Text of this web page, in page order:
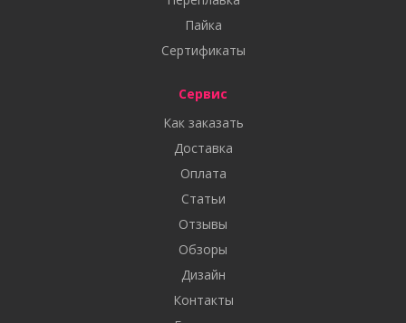
Пайка
Сертификаты
Сервис
Как заказать
Доставка
Оплата
Статьи
Отзывы
Обзоры
Дизайн
Контакты